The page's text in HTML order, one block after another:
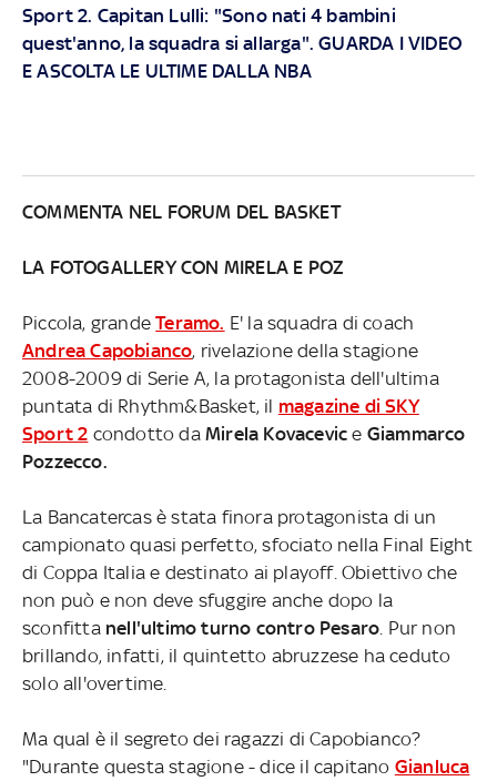
Sport 2. Capitan Lulli: "Sono nati 4 bambini
quest'anno, la squadra si allarga". GUARDA I VIDEO
E ASCOLTA LE ULTIME DALLA NBA
COMMENTA NEL FORUM DEL BASKET
LA FOTOGALLERY CON MIRELA E POZ
Piccola, grandeTeramo. E' la squadra di coach
Andrea Capobianco, rivelazione della stagione
2008-2009 di Serie A, la protagonista dell'ultima
puntata di Rhythm&Basket, il magazine di SKY
Sport 2 condotto da Mirela Kovacevic e Giammarco
Pozzecco.
La Bancatercas è stata finora protagonista di un
campionato quasi perfetto, sfociato nella Final Eight
di Coppa Italia e destinato ai playoff. Obiettivo che
non può e non deve sfuggire anche dopo la
sconfitta nell'ultimo turno contro Pesaro . Pur non
brillando, infatti, il quintetto abruzzese ha ceduto
solo all'overtime.
Ma qual è il segreto dei ragazzi di Capobianco?
"Durante questa stagione - dice il capitano Gianluca